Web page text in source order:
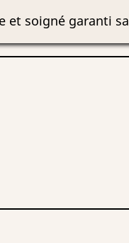
et soigné garanti